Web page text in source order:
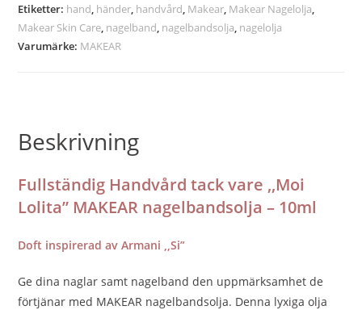
Etiketter: hand, händer, handvård, Makear, Makear Nagelolja,
Makear Skin Care, nagelband, nagelbandsolja, nagelolja
Varumärke: MAKEAR
Beskrivning
Fullständig Handvård tack vare ,,Moi
Lolita” MAKEAR nagelbandsolja – 10ml
Doft inspirerad av Armani ,,Si”
Ge dina naglar samt nagelband den uppmärksamhet de
förtjänar med MAKEAR nagelbandsolja. Denna lyxiga olja